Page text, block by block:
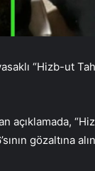
“Hizb-ut
açıklamada,
gözaltına